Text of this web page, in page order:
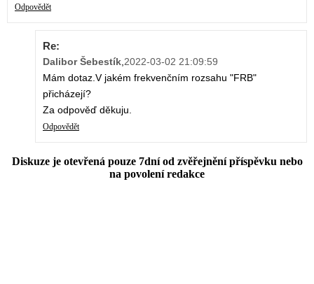
Odpovědět
Re:
Dalibor Šebestík,2022-03-02 21:09:59
Mám dotaz.V jakém frekvenčním rozsahu "FRB"
přicházejí?
Za odpověď děkuju.
Odpovědět
Diskuze je otevřená pouze 7dní od zvěřejnění příspěvku nebo
na povolení redakce